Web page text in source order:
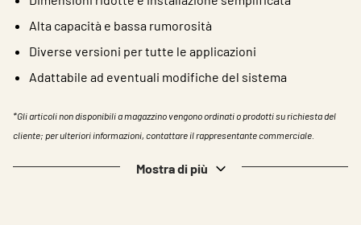
Alta capacità e bassa rumorosità
Diverse versioni per tutte le applicazioni
Adattabile ad eventuali modifiche del sistema
*Gli articoli non disponibili a magazzino vengono ordinati o prodotti su richiesta del
cliente; per ulteriori informazioni, contattare il rappresentante commerciale.
Mostra di più